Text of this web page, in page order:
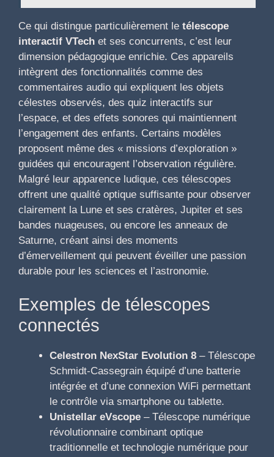
Ce qui distingue particulièrement le télescope
interactif VTech et ses concurrents, c’est leur
dimension pédagogique enrichie. Ces appareils
intègrent des fonctionnalités comme des
commentaires audio qui expliquent les objets
célestes observés, des quiz interactifs sur
l’espace, et des effets sonores qui maintiennent
l’engagement des enfants. Certains modèles
proposent même des « missions d’exploration »
guidées qui encouragent l’observation régulière.
Malgré leur apparence ludique, ces télescopes
offrent une qualité optique suffisante pour observer
clairement la Lune et ses cratères, Jupiter et ses
bandes nuageuses, ou encore les anneaux de
Saturne, créant ainsi des moments
d’émerveillement qui peuvent éveiller une passion
durable pour les sciences et l’astronomie.
Exemples de télescopes
connectés
Celestron NexStar Evolution 8 – Télescope
Schmidt-Cassegrain équipé d’une batterie
intégrée et d’une connexion WiFi permettant
le contrôle via smartphone ou tablette.
Unistellar eVscope – Télescope numérique
révolutionnaire combinant optique
traditionnelle et technologie numérique pour